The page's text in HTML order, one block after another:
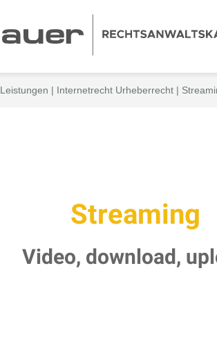
Leistungen | Internetrecht Urheberrecht|
Streaming
Video, download,